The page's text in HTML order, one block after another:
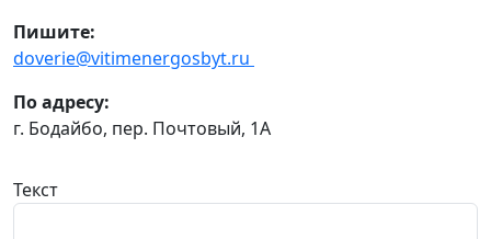
Пишите:
doverie@vitimenergosbyt.ru
По адресу:
г. Бодайбо, пер. Почтовый, 1А
Текст